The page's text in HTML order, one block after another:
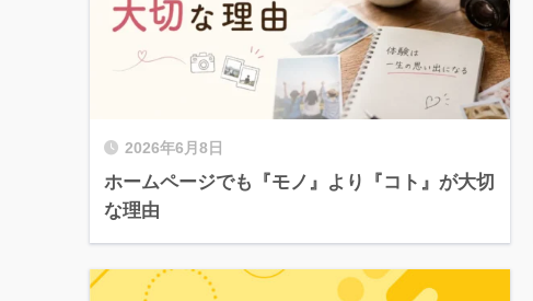
2026年6月8日
ホームページでも『モノ』より『コト』が大切
な理由